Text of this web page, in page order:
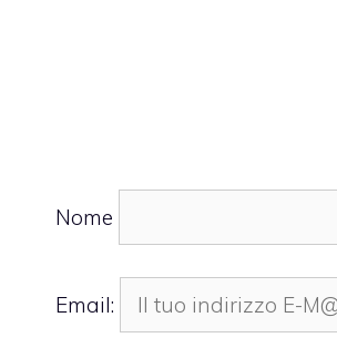
Nome
Email: